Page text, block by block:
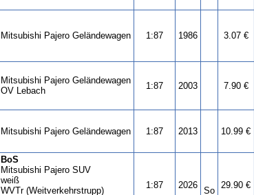
Mitsubishi Pajero Geländewagen 1:87 1986 3.07 €
Mitsubishi Pajero Geländewagen
OV Lebach
1:87 2003 7.90 €
Mitsubishi Pajero Geländewagen 1:87 2013 10.99 €
BoS
Mitsubishi Pajero SUV
weiß
WVTr (Weitverkehrstrupp)
1:87 2026
So
29.90 €